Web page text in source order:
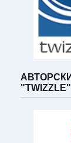
"TWIZZLE"